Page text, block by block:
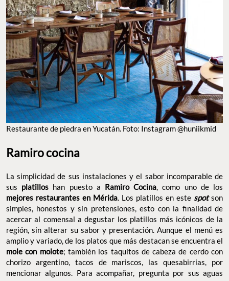
RESTAURANTE DE PIEDRA EN YUCATÁN. FOTO: INSTAGRAM @HUNIIKMID
Ramiro cocina
La simplicidad de sus instalaciones y el sabor incomparable de
mejores restaurantes en Mérida. Los platillos en estespotson
simples, honestos y sin pretensiones, esto con la finalidad de
acercar al comensal a degustar los platillos más icónicos de la
región, sin alterar su sabor y presentación. Aunque el menú es
amplio y variado, de los platos que más destacan se encuentra el
mole con molote; también los taquitos de cabeza de cerdo con
chorizo argentino, tacos de mariscos, las quesabirrias, por
mencionar algunos. Para acompañar, pregunta por sus aguas
frescas de temporada, sino duda, son la mejor opción.